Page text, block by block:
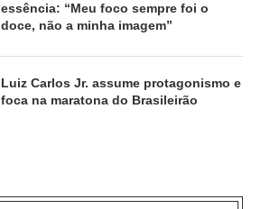
essência: “Meu foco sempre foi o
doce, não a minha imagem”
Luiz Carlos Jr. assume protagonismo e
foca na maratona do Brasileirão